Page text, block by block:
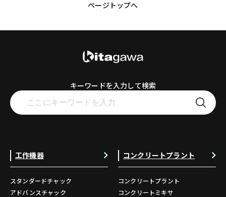
ページトップへ
キーワードを入力して検索
工作機器
スタンダードチャック
アドバンスチャック
コンクリートプラント
コンクリートプラント
コンクリートミキサ